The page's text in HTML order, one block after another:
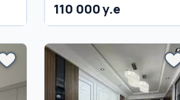
110 000 y.e